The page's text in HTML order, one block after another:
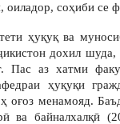
соҳиби се
ҳуқуқ ва
дохил
Пас аз хатми
ҳуқуқи
оғоз менамояд.
ва байналхалқӣ